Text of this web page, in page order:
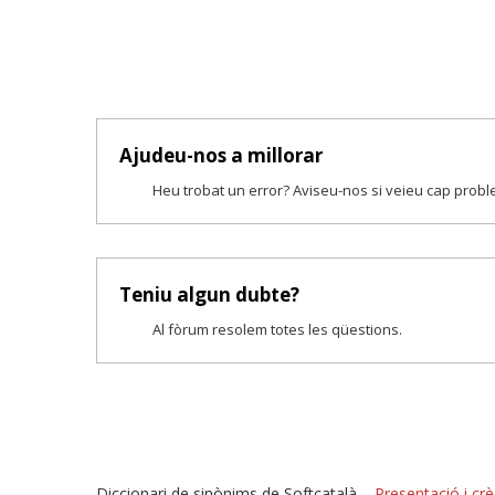
Ajudeu-nos a millorar
Heu trobat un error? Aviseu-nos si veieu cap
Teniu algun dubte?
Al fòrum resolem totes les qüestions.